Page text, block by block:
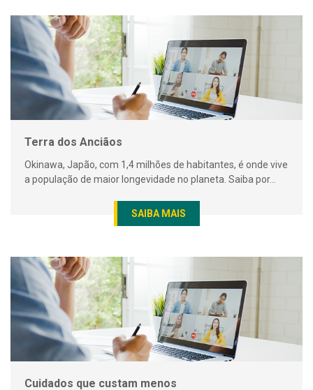
Terra dos Anciãos
Okinawa, Japão, com 1,4 milhões de habitantes, é onde vive
a população de maior longevidade no planeta. Saiba por...
SAIBA MAIS
Cuidados que custam menos